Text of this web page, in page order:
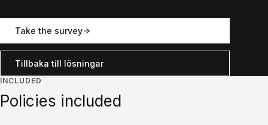
Take the survey
Tillbaka till lösningar
INCLUDED
Policies included